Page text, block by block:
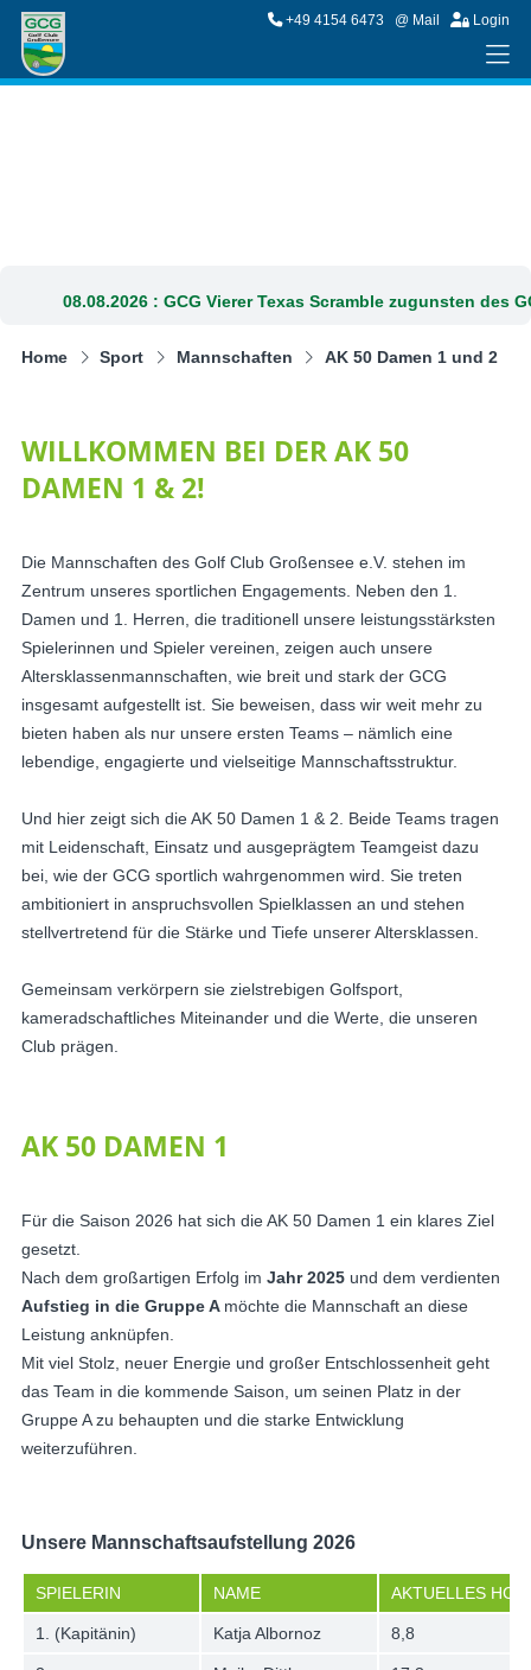
+49 4154 6473 @ Mail Login
08.08.2026 :GCG Vierer Texas Scramble zugunsten des
Home Sport Mannschaften AK 50 Damen 1 und 2
WILLKOMMEN BEI DER AK 50
DAMEN 1 & 2!
Die Mannschaften des Golf Club Großensee e.V. stehen im
Zentrum unseres sportlichen Engagements. Neben den 1.
Damen und 1. Herren, die traditionell unsere leistungsstärksten
Spielerinnen und Spieler vereinen, zeigen auch unsere
Altersklassenmannschaften, wie breit und stark der GCG
insgesamt aufgestellt ist. Sie beweisen, dass wir weit mehr zu
bieten haben als nur unsere ersten Teams – nämlich eine
lebendige, engagierte und vielseitige Mannschaftsstruktur.
Und hier zeigt sich die AK 50 Damen 1 & 2. Beide Teams tragen
mit Leidenschaft, Einsatz und ausgeprägtem Teamgeist dazu
bei, wie der GCG sportlich wahrgenommen wird. Sie treten
ambitioniert in anspruchsvollen Spielklassen an und stehen
stellvertretend für die Stärke und Tiefe unserer Altersklassen.
Gemeinsam verkörpern sie zielstrebigen Golfsport,
kameradschaftliches Miteinander und die Werte, die unseren
Club prägen.
AK 50 DAMEN 1
Für die Saison 2026 hat sich die AK 50 Damen 1 ein klares Ziel
gesetzt.
Nach dem großartigen Erfolg im Jahr 2025 und dem verdienten
Aufstieg in die Gruppe A möchte die Mannschaft an diese
Leistung anknüpfen.
Mit viel Stolz, neuer Energie und großer Entschlossenheit geht
das Team in die kommende Saison, um seinen Platz in der
Gruppe A zu behaupten und die starke Entwicklung
weiterzuführen.
Unsere Mannschaftsaufstellung 2026
SPIELERIN NAME AKTUELLES HCPI
1. (Kapitänin) Katja Albornoz 8,8